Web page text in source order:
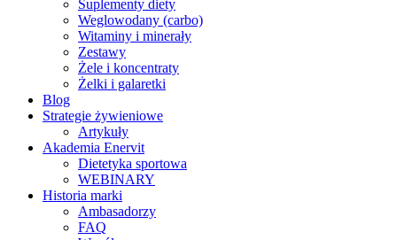
Suplementy diety
Weglowodany (carbo)
Witaminy i minerały
Zestawy
Żele i koncentraty
Żelki i galaretki
Blog
Strategie żywieniowe
Artykuły
Akademia Enervit
Dietetyka sportowa
WEBINARY
Historia marki
Ambasadorzy
FAQ